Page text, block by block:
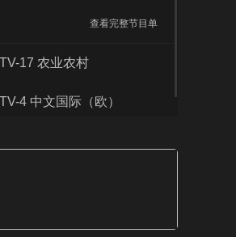
查看完整节目单
17 农业农村
4 中文国际（欧）